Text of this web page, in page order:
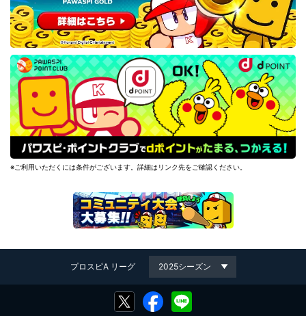
※ご利用いただくには条件がございます。詳細はリンク先をご確認ください。
プロスピA リーグ